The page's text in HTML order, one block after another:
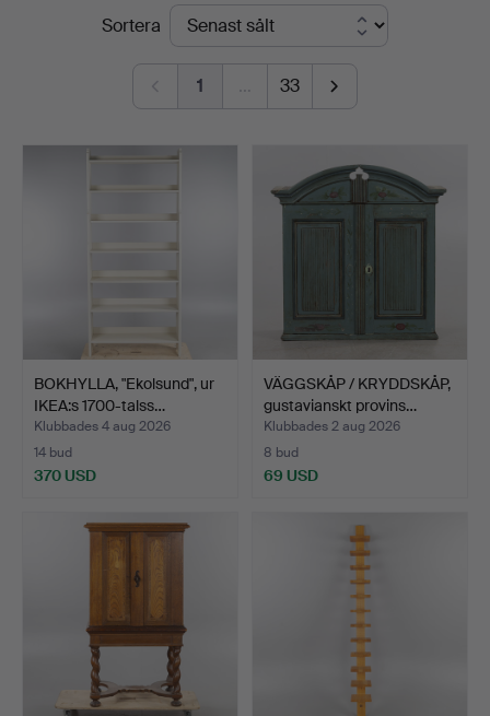
Auktionsverk
Helsingborg
SlutpriserSortera
1 … 33
BOKHYLLA, "Ekolsund", ur
IKEA:s 1700-talss…
Klubbades 4 aug 2026
14 bud
370 USD
VÄGGSKÅP / KRYDDSKÅP,
gustavianskt provins…
Klubbades 2 aug 2026
8 bud
69 USD